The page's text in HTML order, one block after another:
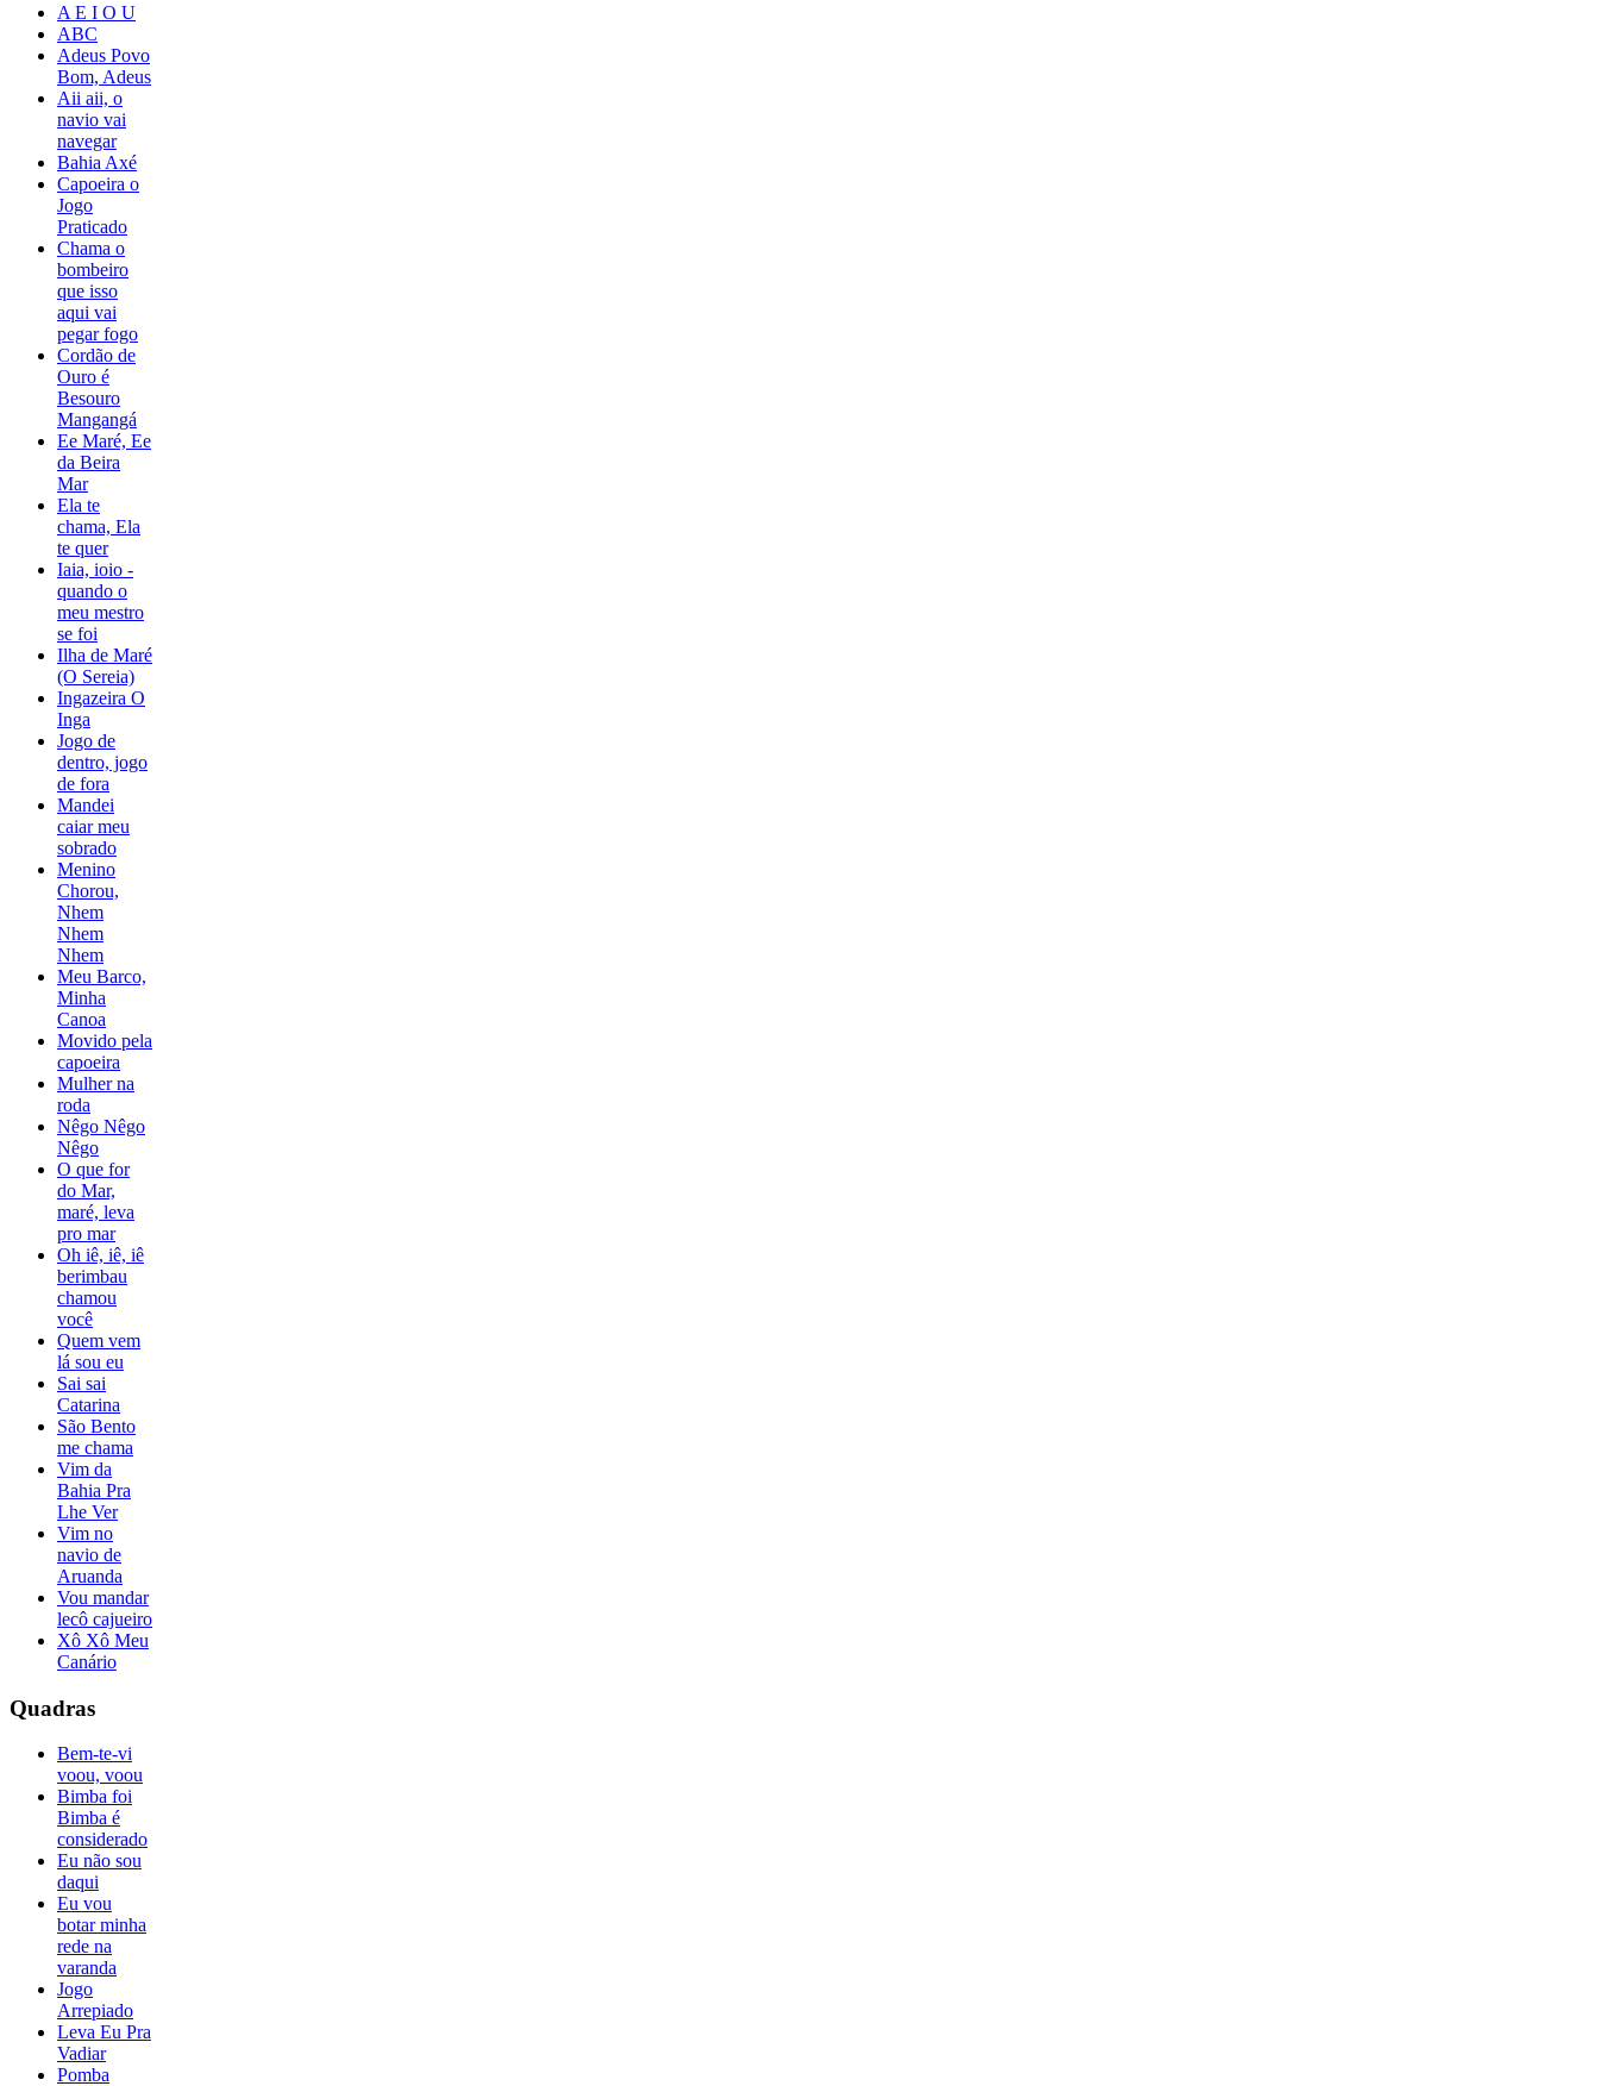
A E I O U
ABC
Adeus Povo
Bom, Adeus
Aii aii, o
navio vai
navegar
Bahia Axé
Capoeira o
Jogo
Praticado
Chama o
bombeiro
que isso
aqui vai
pegar fogo
Cordão de
Ouro é
Besouro
Mangangá
Ee Maré, Ee
da Beira
Mar
Ela te
chama, Ela
te quer
Iaia, ioio -
quando o
meu mestro
se foi
Ilha de Maré
(O Sereia)
Ingazeira O
Inga
Jogo de
dentro, jogo
de fora
Mandei
caiar meu
sobrado
Menino
Chorou,
Nhem
Nhem
Nhem
Meu Barco,
Minha
Canoa
Movido pela
capoeira
Mulher na
roda
Nêgo Nêgo
Nêgo
O que for
do Mar,
maré, leva
pro mar
Oh iê, iê, iê
berimbau
chamou
você
Quem vem
lá sou eu
Sai sai
Catarina
São Bento
me chama
Vim da
Bahia Pra
Lhe Ver
Vim no
navio de
Aruanda
Vou mandar
lecô cajueiro
Xô Xô Meu
Canário
Quadras
Bem-te-vi
voou, voou
Bimba foi
Bimba é
considerado
Eu não sou
daqui
Eu vou
botar minha
rede na
varanda
Jogo
Arrepiado
Leva Eu Pra
Vadiar
Pomba